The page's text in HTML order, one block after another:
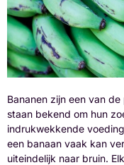
Bananen zijn een van
staan bekend om hun
indrukwekkende
een banaan vaak kan
uiteindelijk naar bruin.